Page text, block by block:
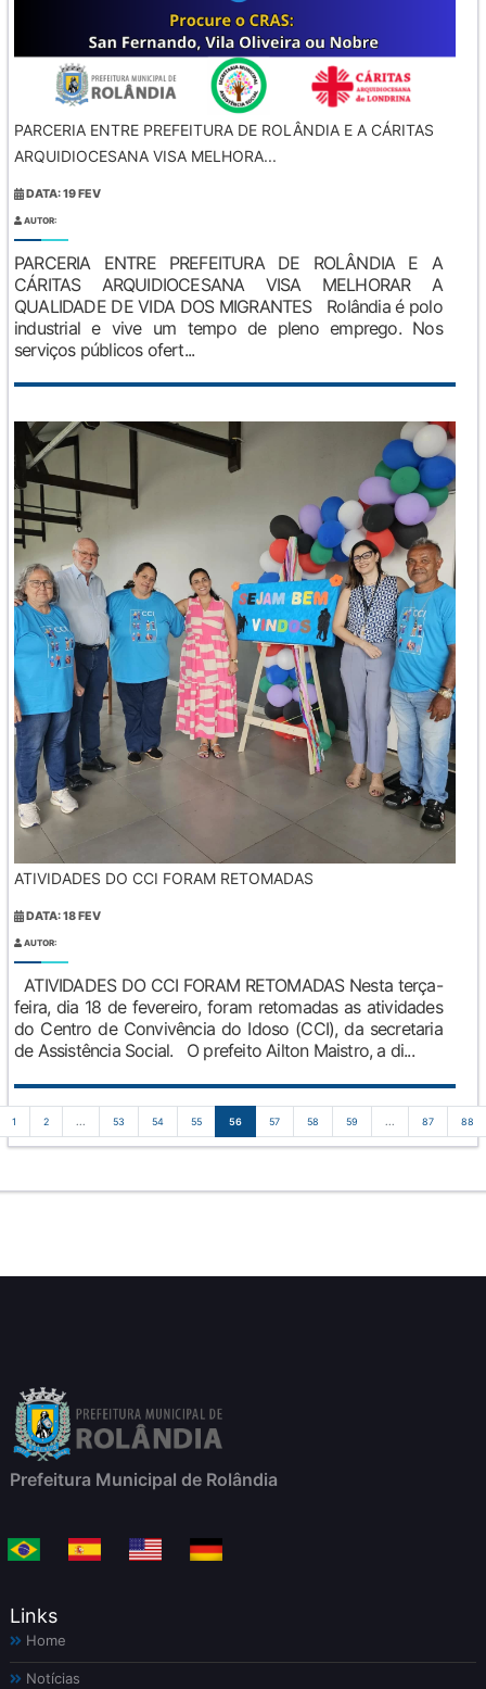
PARCERIA ENTRE PREFEITURA DE ROLÂNDIA E A CÁRITAS
ARQUIDIOCESANA VISA MELHORA...
DATA: 19 FEV
AUTOR:
PARCERIA ENTRE PREFEITURA DE ROLÂNDIA E A
CÁRITAS ARQUIDIOCESANA VISA MELHORAR A
QUALIDADE DE VIDA DOS MIGRANTES Rolândia é polo
industrial e vive um tempo de pleno emprego. Nos
serviços públicos ofert...
ATIVIDADES DO CCI FORAM RETOMADAS
DATA: 18 FEV
AUTOR:
ATIVIDADES DO CCI FORAM RETOMADAS Nesta terça-
feira, dia 18 de fevereiro, foram retomadas as atividades
do Centro de Convivência do Idoso (CCI), da secretaria
de Assistência Social. O prefeito Ailton Maistro, a di...
1 2 ... 53 54 55 56 57 58 59 ... 87 88
Prefeitura Municipal de Rolândia
Links
Home
Notícias